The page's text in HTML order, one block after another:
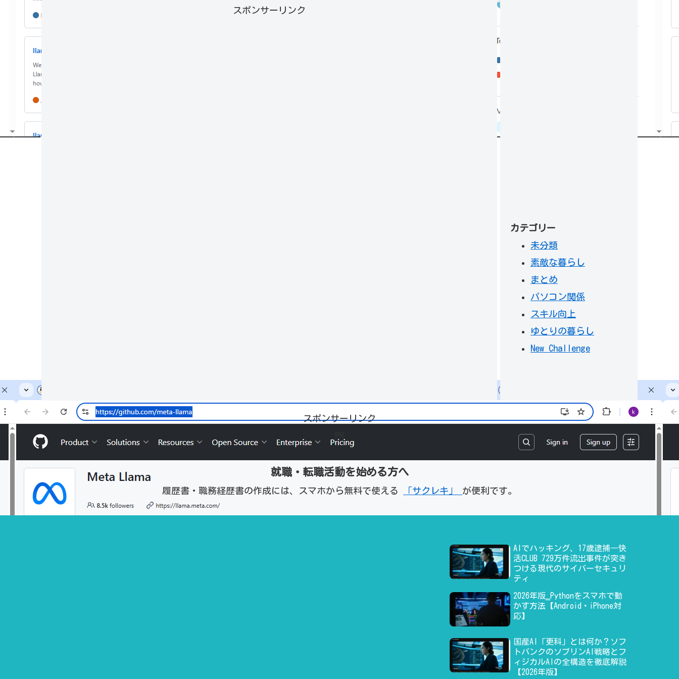
スポンサーリンク
カテゴリー
未分類
素敵な暮らし
まとめ
パソコン関係
スキル向上
ゆとりの暮らし
New Challenge
スポンサーリンク
就職・転職活動を始める方へ
履歴書・職務経歴書の作成には、スマホから無料で使える 「サクレキ」 が便利です。
AIでハッキング、17歳逮捕―快
活CLUB 729万件流出事件が突き
つける現代のサイバーセキュリ
ティ
2026年版‗Pythonをスマホで動
かす方法【Android・iPhone対
応】
国産AI「更科」とは何か？ソフ
トバンクのソブリンAI戦略とフ
ィジカルAIの全構造を徹底解説
【2026年版】